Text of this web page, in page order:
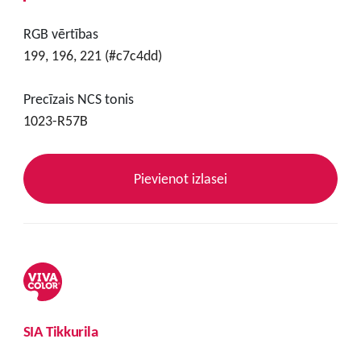
RGB vērtības
199, 196, 221 (#c7c4dd)
Precīzais NCS tonis
1023-R57B
Pievienot izlasei
SIA Tikkurila